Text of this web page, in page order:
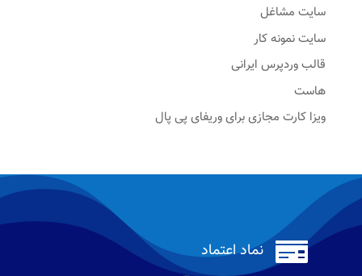
سایت مشاغل
سایت نمونه کار
قالب وردپرس ایرانی
هاست
ویزا کارت مجازی برای وریفای پی پال
 نماد اعتماد